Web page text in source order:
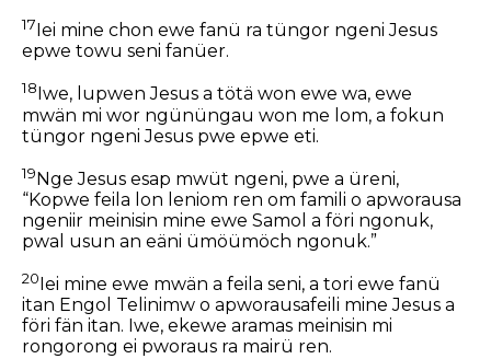
17 Iei mine chon ewe fanü ra tüngor ngeni Jesus
epwe towu seni fanüer.
18 Iwe, lupwen Jesus a tötä won ewe wa, ewe
mwän mi wor ngününgau won me lom, a fokun
tüngor ngeni Jesus pwe epwe eti.
19Nge Jesus esap mwüt ngeni, pwe a üreni,
“Kopwe feila lon leniom ren om famili o apworausa
ngeniir meinisin mine ewe Samol a föri ngonuk,
pwal usun an eäni ümöümöch ngonuk.”
20 Iei mine ewe mwän a feila seni, a tori ewe fanü
itan Engol Telinimw o apworausafeili mine Jesus a
föri fän itan. Iwe, ekewe aramas meinisin mi
rongorong ei pworaus ra mairü ren.